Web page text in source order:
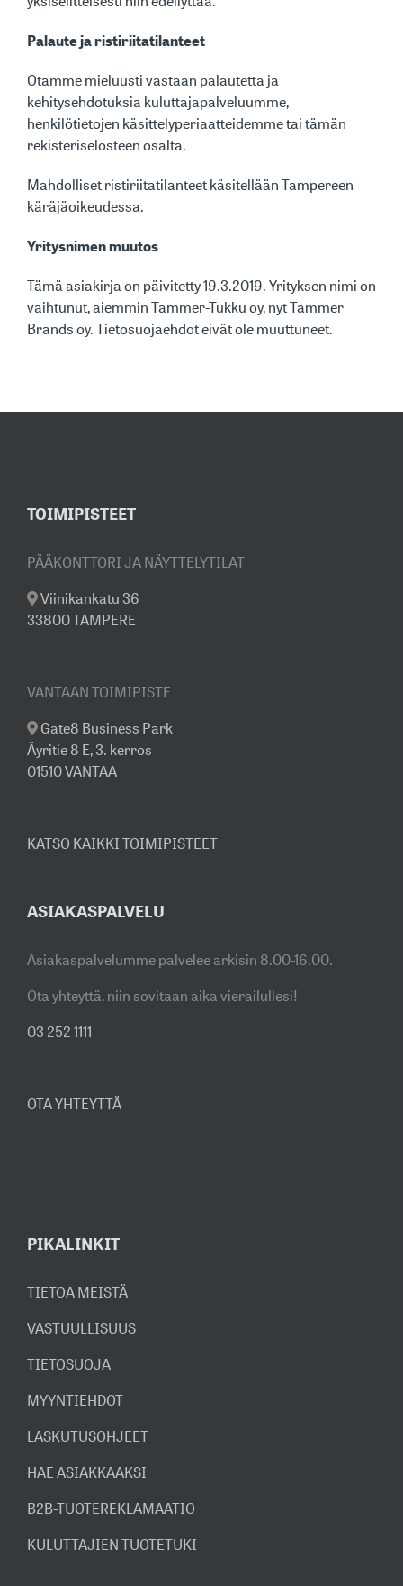
Palaute ja ristiriitatilanteet
Otamme mieluusti vastaan palautetta ja
kehitysehdotuksia kuluttajapalveluumme,
henkilötietojen käsittelyperiaatteidemme tai tämän
rekisteriselosteen osalta.
Mahdolliset ristiriitatilanteet käsitellään Tampereen
käräjäoikeudessa.
Yritysnimen muutos
Tämä asiakirja on päivitetty 19.3.2019. Yrityksen nimi on
vaihtunut, aiemmin Tammer-Tukku oy, nyt Tammer
Brands oy. Tietosuojaehdot eivät ole muuttuneet.
TOIMIPISTEET
PÄÄKONTTORI JA NÄYTTELYTILAT
Viinikankatu 36
33800 TAMPERE
VANTAAN TOIMIPISTE
Gate8 Business Park
Äyritie 8 E, 3. kerros
01510 VANTAA
KATSO KAIKKI TOIMIPISTEET
ASIAKASPALVELU
Asiakaspalvelumme palvelee arkisin 8.00-16.00.
Ota yhteyttä, niin sovitaan aika vierailullesi!
03 252 1111
OTA YHTEYTTÄ
PIKALINKIT
TIETOA MEISTÄ
VASTUULLISUUS
TIETOSUOJA
MYYNTIEHDOT
LASKUTUSOHJEET
HAE ASIAKKAAKSI
B2B-TUOTEREKLAMAATIO
KULUTTAJIEN TUOTETUKI